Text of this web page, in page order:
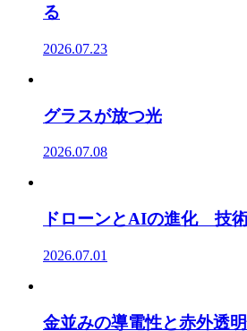
る
2026.07.23
グラスが放つ光
2026.07.08
ドローンとAIの進化 技
2026.07.01
金並みの導電性と赤外透